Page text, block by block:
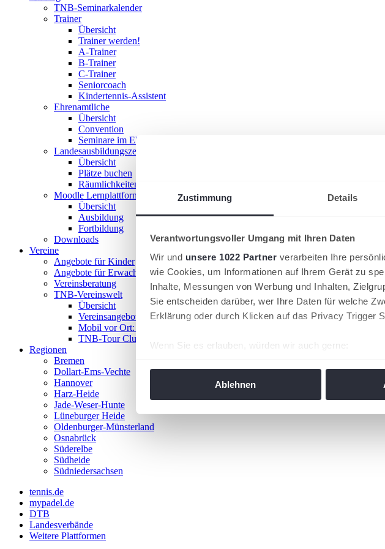
Zustimmung Details
Verantwortungsvoller Umgang mit Ihren Daten
Wir und unsere 1022 Partner verarbeiten Ihre
wie Cookies, um Informationen auf Ihrem Gerät zu
Inhalte, Messungen von Werbung und Inhalten,
Sie entscheiden darüber, wer Ihre Daten für welche
Erklärung oder durch Klicken auf das Privacy Trigger
Wenn Sie es erlauben, würden wir auch gerne:
Ablehnen
TNB-Seminarkalender
Trainer
Übersicht
Trainer werden!
A-Trainer
B-Trainer
C-Trainer
Seniorcoach
Kindertennis-Assistent
Ehrenamtliche
Übersicht
Convention
Seminare im Ehrenamt
Landesausbildungszentrum
Übersicht
Plätze buchen
Räumlichkeiten nutzen
Moodle Lernplattform
Übersicht
Ausbildung
Fortbildung
Downloads
Vereine
Angebote für Kinder
Angebote für Erwachsene
Vereinsberatung
TNB-Vereinswelt
Übersicht
Vereinsangebote
Mobil vor Ort: Das TNB-Mobil
TNB-Tour Clubs
Regionen
Bremen
Dollart-Ems-Vechte
Hannover
Harz-Heide
Jade-Weser-Hunte
Lüneburger Heide
Oldenburger-Münsterland
Osnabrück
Süderelbe
Südheide
Südniedersachsen
tennis.de
mypadel.de
DTB
Landesverbände
Weitere Plattformen